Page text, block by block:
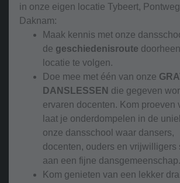
in onze eigen locatie Tybeert,
Daknam:
Maak kennis met onze
de geschiedenisroute
locatie te volgen.
Doe mee met één van onze
DANSLESSEN die gegeven
ervaren docenten. Kom proeven
laat je onderdompelen in de
onze dansschool waar dansers,
docenten, ouders en vrijwilligers
aan een fijne dansgemeenschap.
Kom genieten van een lekker